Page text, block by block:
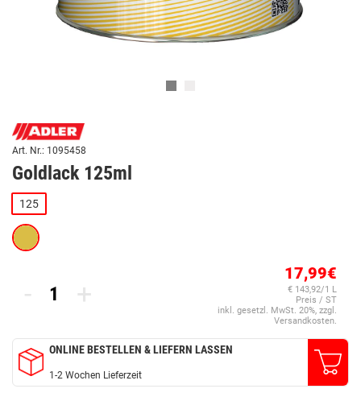
Art. Nr.: 1095458
Goldlack 125ml
125
- +
17,99€
€ 143,92/1 L
Preis / ST
inkl. gesetzl. MwSt. 20%, zzgl.
Versandkosten.
ONLINE BESTELLEN & LIEFERN LASSEN
1-2 Wochen Lieferzeit